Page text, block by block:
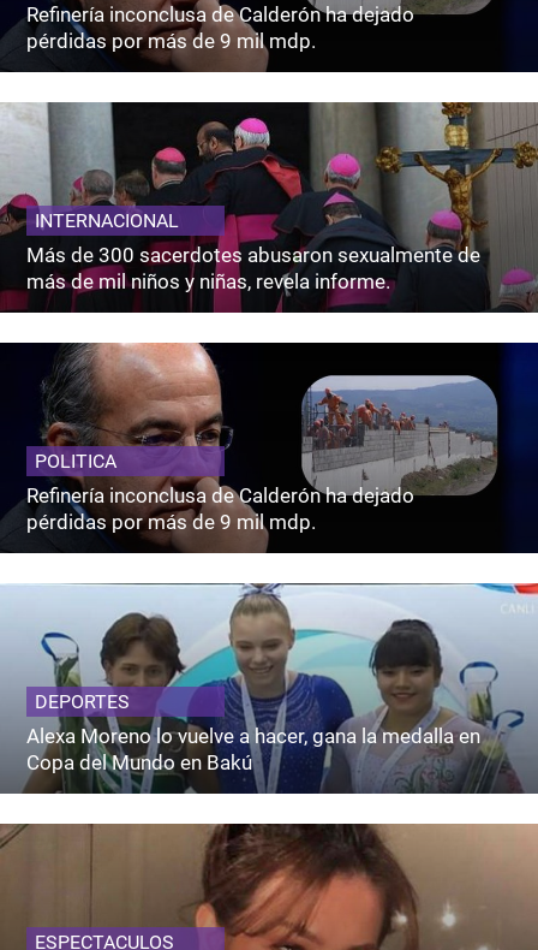
Refinería inconclusa de Calderón ha dejado
pérdidas por más de 9 mil mdp.
INTERNACIONAL
Más de 300 sacerdotes abusaron sexualmente de
más de mil niños y niñas, revela informe.
POLITICA
Refinería inconclusa de Calderón ha dejado
pérdidas por más de 9 mil mdp.
DEPORTES
Alexa Moreno lo vuelve a hacer, gana la medalla en
Copa del Mundo en Bakú
ESPECTACULOS